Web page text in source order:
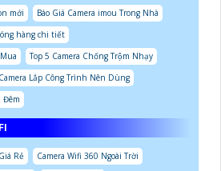
mới
Báo Giá Camera imou Trong Nhà
hàng chi tiết
Top 5 Camera Chống Trộm Nhạy
Lắp Công Trình Nên Dùng
Đêm
Rẻ
Camera Wifi 360 Ngoài Trời